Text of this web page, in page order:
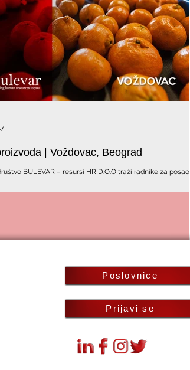
| Voždovac, Beograd
BULEVAR – resursi HR D.O.O traži radnike za posao
Poslovnice
Prijavi se